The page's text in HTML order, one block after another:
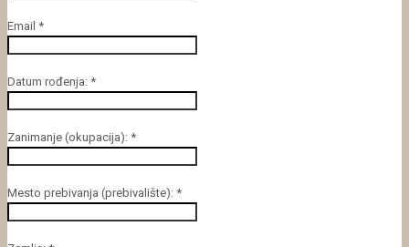
Email *
Datum rođenja: *
Zanimanje (okupacija): *
Mesto prebivanja (prebivalište): *